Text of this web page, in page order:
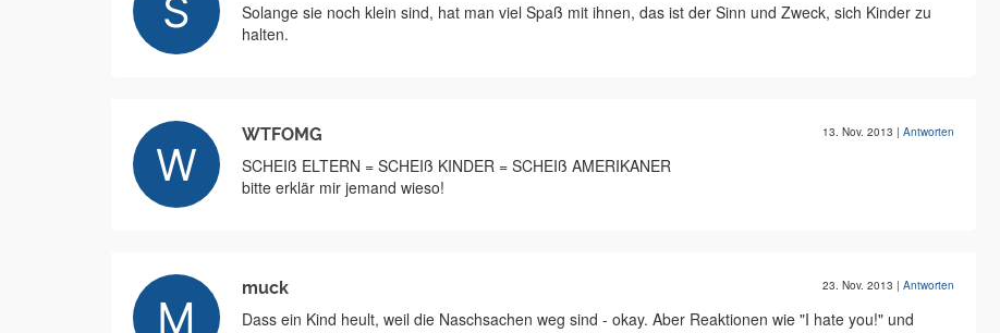
Solange sie noch klein sind, hat man viel Spaß mit ihnen, das ist der Sinn und Zweck, sich Kinder zu
halten.
WTFOMG 13. Nov. 2013 | Antworten
SCHEIß ELTERN = SCHEIß KINDER = SCHEIß AMERIKANER
bitte erklär mir jemand wieso!
muck 23. Nov. 2013 | Antworten
Dass ein Kind heult, weil die Naschsachen weg sind - okay. Aber Reaktionen wie "I hate you!" und